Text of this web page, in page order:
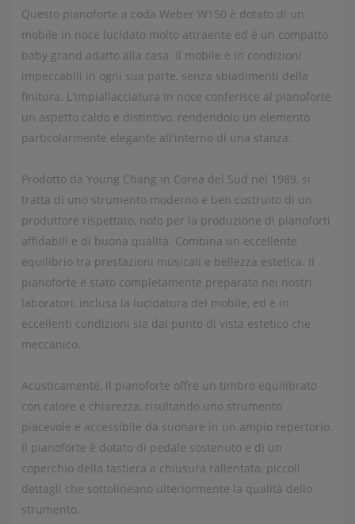
Questo pianoforte a coda Weber W150 è dotato di un
mobile in noce lucidato molto attraente ed è un compatto
baby grand adatto alla casa. Il mobile è in condizioni
impeccabili in ogni sua parte, senza sbiadimenti della
finitura. L'impiallacciatura in noce conferisce al pianoforte
un aspetto caldo e distintivo, rendendolo un elemento
particolarmente elegante all'interno di una stanza.
Prodotto da Young Chang in Corea del Sud nel 1989, si
tratta di uno strumento moderno e ben costruito di un
produttore rispettato, noto per la produzione di pianoforti
affidabili e di buona qualità. Combina un eccellente
equilibrio tra prestazioni musicali e bellezza estetica. Il
pianoforte è stato completamente preparato nei nostri
laboratori, inclusa la lucidatura del mobile, ed è in
eccellenti condizioni sia dal punto di vista estetico che
meccanico.
Acusticamente, il pianoforte offre un timbro equilibrato
con calore e chiarezza, risultando uno strumento
piacevole e accessibile da suonare in un ampio repertorio.
Il pianoforte è dotato di pedale sostenuto e di un
coperchio della tastiera a chiusura rallentata, piccoli
dettagli che sottolineano ulteriormente la qualità dello
strumento.